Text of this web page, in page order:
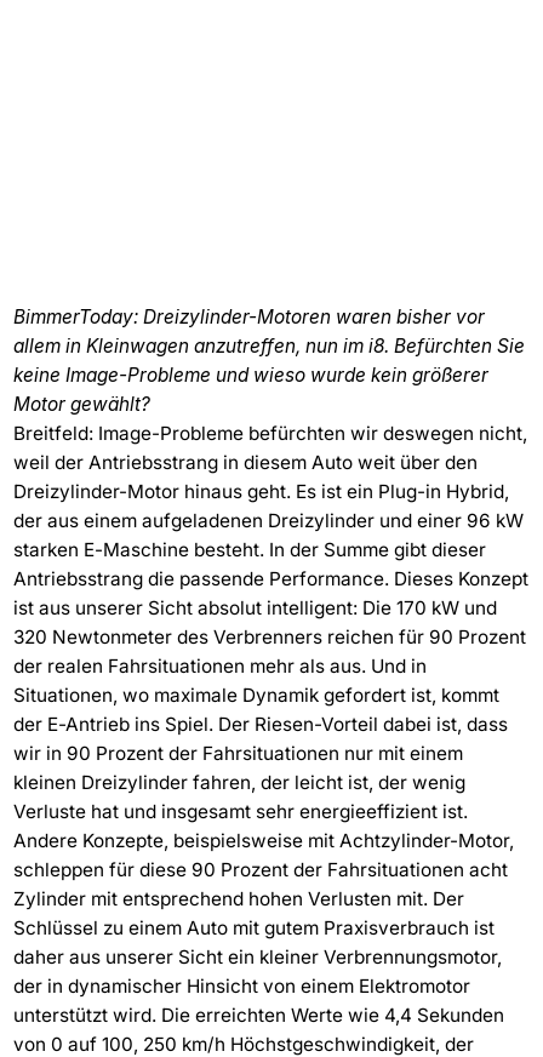
BimmerToday: Dreizylinder-Motoren waren bisher vor
allem in Kleinwagen anzutreffen, nun im i8. Befürchten Sie
keine Image-Probleme und wieso wurde kein größerer
Motor gewählt?
Breitfeld: Image-Probleme befürchten wir deswegen nicht,
weil der Antriebsstrang in diesem Auto weit über den
Dreizylinder-Motor hinaus geht. Es ist ein Plug-in Hybrid,
der aus einem aufgeladenen Dreizylinder und einer 96 kW
starken E-Maschine besteht. In der Summe gibt dieser
Antriebsstrang die passende Performance. Dieses Konzept
ist aus unserer Sicht absolut intelligent: Die 170 kW und
320 Newtonmeter des Verbrenners reichen für 90 Prozent
der realen Fahrsituationen mehr als aus. Und in
Situationen, wo maximale Dynamik gefordert ist, kommt
der E-Antrieb ins Spiel. Der Riesen-Vorteil dabei ist, dass
wir in 90 Prozent der Fahrsituationen nur mit einem
kleinen Dreizylinder fahren, der leicht ist, der wenig
Verluste hat und insgesamt sehr energieeffizient ist.
Andere Konzepte, beispielsweise mit Achtzylinder-Motor,
schleppen für diese 90 Prozent der Fahrsituationen acht
Zylinder mit entsprechend hohen Verlusten mit. Der
Schlüssel zu einem Auto mit gutem Praxisverbrauch ist
daher aus unserer Sicht ein kleiner Verbrennungsmotor,
der in dynamischer Hinsicht von einem Elektromotor
unterstützt wird. Die erreichten Werte wie 4,4 Sekunden
von 0 auf 100, 250 km/h Höchstgeschwindigkeit, der